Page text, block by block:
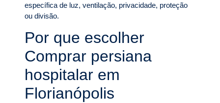
específica de luz, ventilação, privacidade, proteção
ou divisão.
Por que escolher
Comprar persiana
hospitalar em
Florianópolis